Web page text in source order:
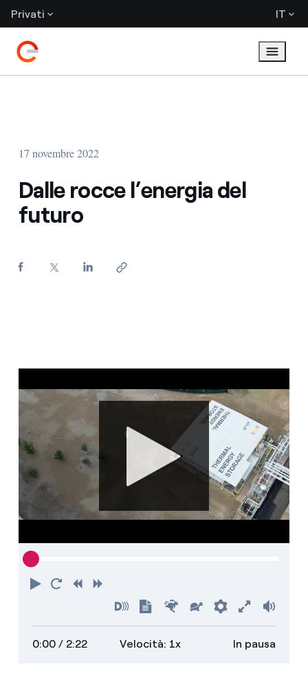
Privati IT
17 novembre 2022
Dalle rocce l’energia del
futuro
Riproduci
TornaIndietro
Avanti
Attiva
audiodescrizioni
Mostra
trascrizione
Più
veloce
Più
lento
Preferenze
Attiva
schermo
intero
0:00/ 2:22 Velocità: 1x In pausa